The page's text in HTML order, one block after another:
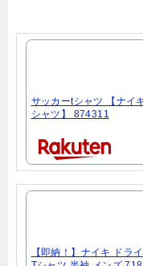
サッカーtシャツ 【ナイ
シャツ】 874311
【即納！】ナイキ ドラ